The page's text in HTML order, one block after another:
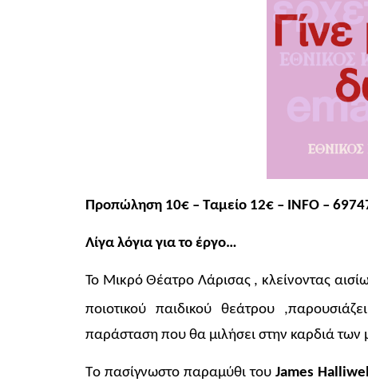
Προπώληση 10€ – Ταμείο 12€ – INFO –
Λίγα λόγια για το έργο…
Το Μικρό Θέατρο Λάρισας , κλείνοντας
ποιοτικού παιδικού θεάτρου
παράσταση που θα μιλήσει στην καρδιά
Tο πασίγνωστο παραμύθι του James